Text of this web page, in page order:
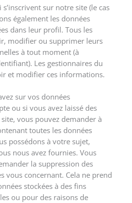
sur notre site (le cas
également les données
dans leur profil. Tous les
modifier ou supprimer leurs
à tout moment (à
Les gestionnaires du
et modifier ces informations.
sur vos données
ou si vous avez laissé des
vous pouvez demander à
toutes les données
possédons à votre sujet,
nous avez fournies. Vous
la suppression des
vous concernant. Cela ne prend
stockées à des fins
ou pour des raisons de